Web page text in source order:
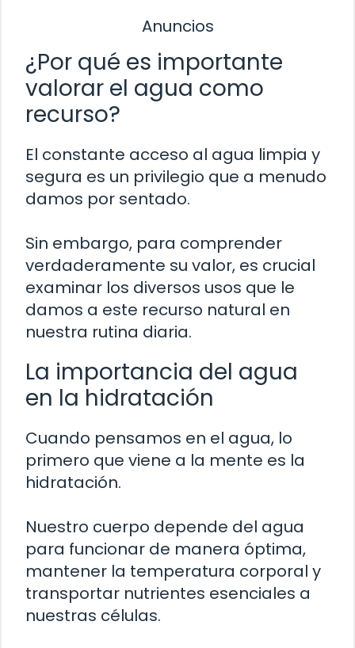
Anuncios
¿Por qué es importante
valorar el agua como
recurso?
El constante acceso al agua limpia y
segura es un privilegio que a menudo
damos por sentado.
Sin embargo, para comprender
verdaderamente su valor, es crucial
examinar los diversos usos que le
damos a este recurso natural en
nuestra rutina diaria.
La importancia del agua
en la hidratación
Cuando pensamos en el agua, lo
primero que viene a la mente es la
hidratación.
Nuestro cuerpo depende del agua
para funcionar de manera óptima,
mantener la temperatura corporal y
transportar nutrientes esenciales a
nuestras células.